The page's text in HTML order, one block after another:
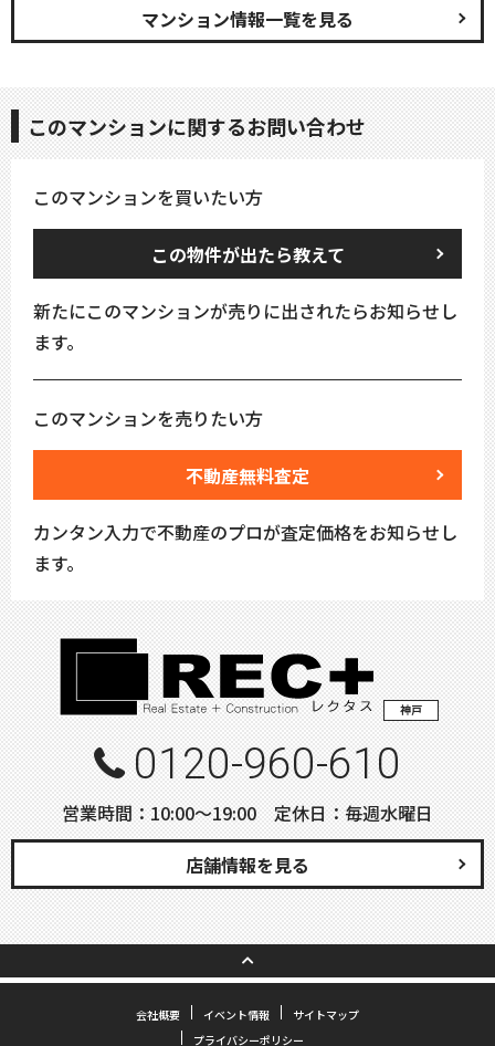
マンション情報一覧を見る
このマンションに関するお問い合わせ
このマンションを買いたい方
この物件が出たら教えて
新たにこのマンションが売りに出されたらお知らせし
ます。
このマンションを売りたい方
不動産無料査定
カンタン入力で不動産のプロが査定価格をお知らせし
ます。
神戸
0120-960-610
営業時間：10:00〜19:00 定休日：毎週水曜日
店舗情報を見る
会社概要 イベント情報
サイトマップ
プライバシーポリシー